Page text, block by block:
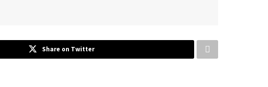
Share on Twitter